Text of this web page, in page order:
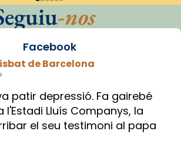
-nos
Facebook
de Barcelona
patir depressió. Fa gairebé
l'Estadi Lluís Companys, la
el seu testimoni al papa